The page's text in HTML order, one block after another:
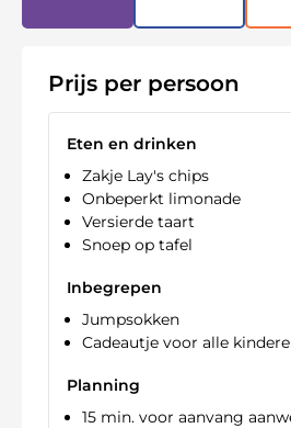
Prijs per persoon
Eten en drinken
Zakje Lay's chips
Onbeperkt limonade
Versierde taart
Snoep op tafel
Inbegrepen
Jumpsokken
Cadeautje voor alle
Planning
15 min. voor aanvang